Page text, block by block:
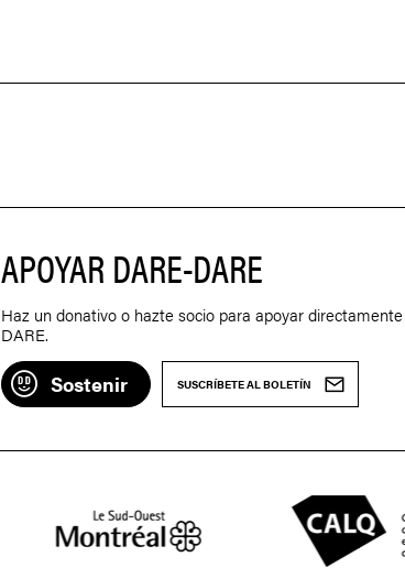
APOYAR DARE-DARE
Haz un donativo o hazte socio para apoyar
DARE.
Sostenir SUSCRÍBETE AL BOLETÍN